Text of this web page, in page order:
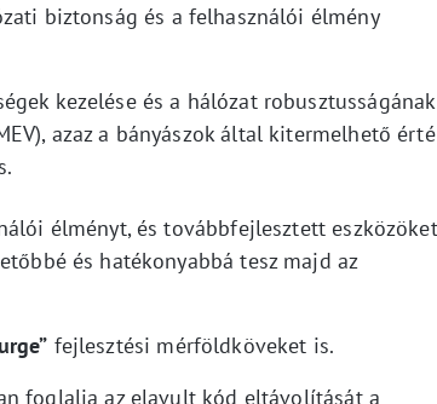
biztonság és a felhasználói élmény
kezelése és a hálózat robusztusságának
azaz a bányászok által kitermelhető
élményt, és továbbfejlesztett eszközöket
és hatékonyabbá tesz majd az
fejlesztési mérföldköveket is.
foglalja az elavult kód eltávolítását a